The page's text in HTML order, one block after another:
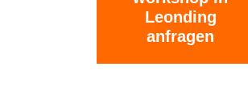
Leonding
anfragen